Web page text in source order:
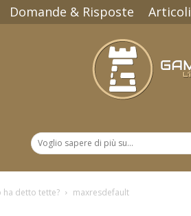
Domande & Risposte Articoli
ha detto tette? maxresdefault